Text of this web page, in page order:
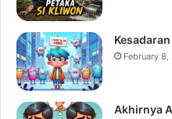
February 8,
Akhirnya